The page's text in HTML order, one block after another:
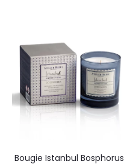
Bougie Istanbul Bosphorus